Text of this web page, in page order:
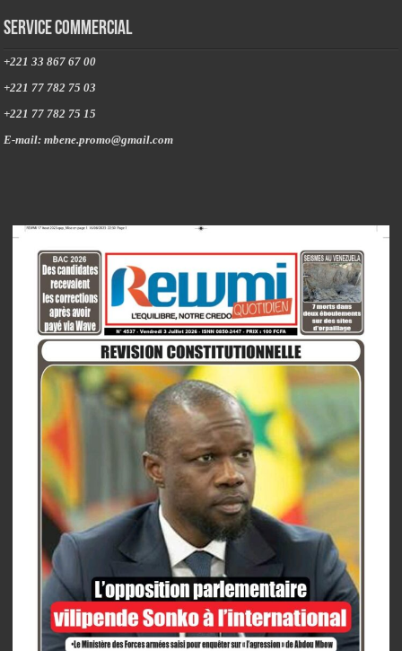
Service commercial
+221 33 867 67 00
+221 77 782 75 03
+221 77 782 75 15
E-mail: mbene.promo@gmail.com